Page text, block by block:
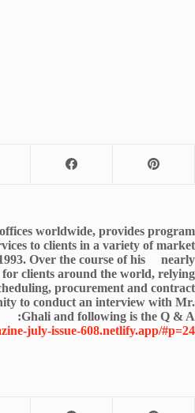
worldwide, provides program
to clients in a variety of market
1993. Over the course of his nearly
clients around the world, relying
procurement and contract
to conduct an interview with Mr.
Ghali and following is the Q & A:
july-issue-608.netlify.app/#p=24